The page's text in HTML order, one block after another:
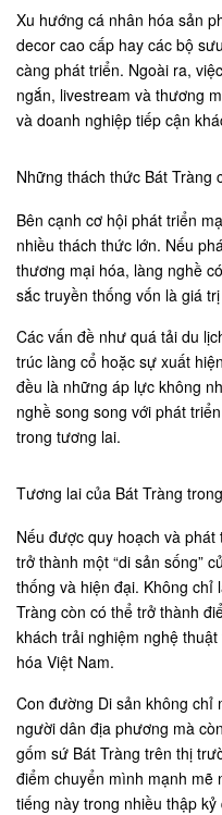
Xu hướng cá nhân hóa sản
decor cao cấp hay các bộ
càng phát triển. Ngoài ra,
ngắn, livestream và thương
và doanh nghiệp tiếp cận
Những thách thức Bát Tràng
Bên cạnh cơ hội phát triển
nhiều thách thức lớn. Nếu
thương mại hóa, làng nghề
sắc truyền thống vốn là giá
Các vấn đề như quá tải du
trúc làng cổ hoặc sự xuất
đều là những áp lực không
nghề song song với phát
trong tương lai.
Tương lai của Bát Tràng
Nếu được quy hoạch và
trở thành một “di sản sống”
thống và hiện đại. Không chỉ
Tràng còn có thể trở thành
khách trải nghiệm nghệ
hóa Việt Nam.
Con đường Di sản không chỉ
người dân địa phương mà
gốm sứ Bát Tràng trên thị
điểm chuyển mình mạnh mẽ
tiếng này trong nhiều thập kỷ